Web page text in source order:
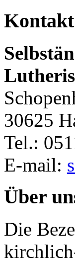
Kontakt
30625
Tel.:
E-mail:
Über
Die